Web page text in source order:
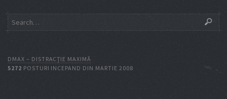
DMAX – DISTRACŢIE MAXIMĂ
5272 POSTURI INCEPAND DIN MARTIE 2008